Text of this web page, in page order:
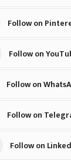
Follow on
Follow on
Follow on
Follow on
Follow on